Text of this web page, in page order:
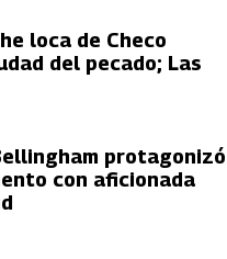
loca de Checo
del pecado; Las
protagonizó
con aficionada